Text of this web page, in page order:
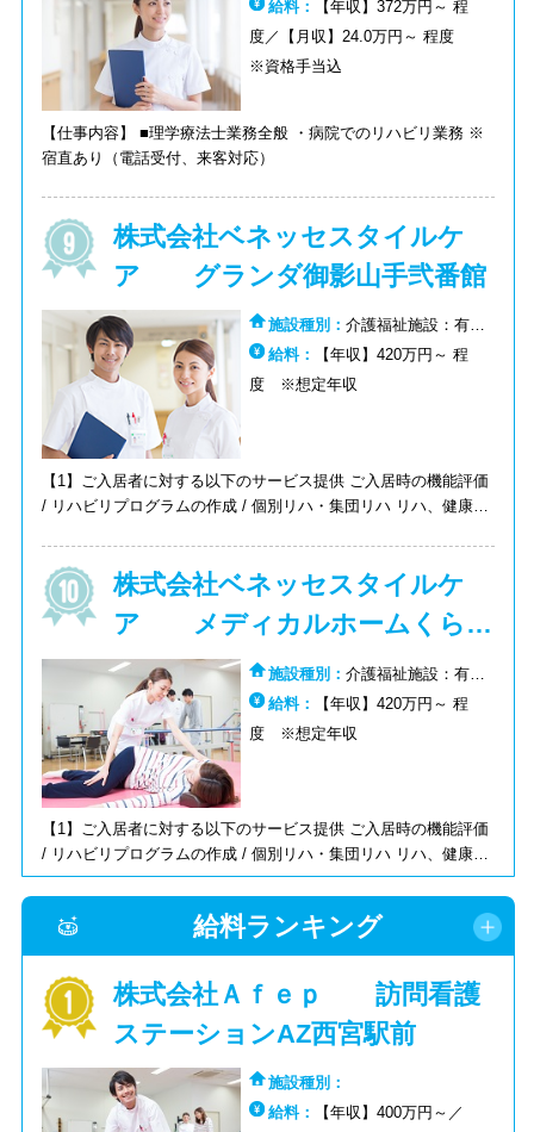
ョン科、人工透析内科 指定・認定：西宮一次二次救急病院 施設
基準：運動器リハビリテーション(I)、呼吸器リハビリテーション
(I)、脳血管疾患等リハビリテーション(III) 【在籍】PT：6名
養病院：その他（病院）
給料：
【年収】372万円～ 程
度／【月収】24.0万円～ 程度
※資格手当込
【仕事内容】 ■理学療法士業務全般 ・病院でのリハビリ業務 ※
宿直あり（電話受付、来客対応）
株式会社ベネッセスタイルケ
ア グランダ御影山手弐番館
施設種別：介護福祉施設：有料
老人ホーム:介護福祉施設：その他
給料：
【年収】420万円～ 程
度 ※想定年収
【1】ご入居者に対する以下のサービス提供 ご入居時の機能評価
/ リハビリプログラムの作成 / 個別リハ・集団リハ リハ、健康体
ンスなどのスタッフ指導 / ミーティングでの指導等
株式会社ベネッセスタイルケ
ア メディカルホームくらら
甲子園
施設種別：介護福祉施設：有料
老人ホーム:介護福祉施設：その他
給料：
【年収】420万円～ 程
度 ※想定年収
【1】ご入居者に対する以下のサービス提供 ご入居時の機能評価
/ リハビリプログラムの作成 / 個別リハ・集団リハ リハ、健康体
操マニュアル作成,計画書の作成 / 介護用品の選定（相談によ
ンスなどのスタッフ指導 / ミーティングでの指導等
給料ランキング
株式会社Ａｆｅｐ 訪問看護
ステーションAZ西宮駅前
施設種別：
給料：
【年収】400万円～／